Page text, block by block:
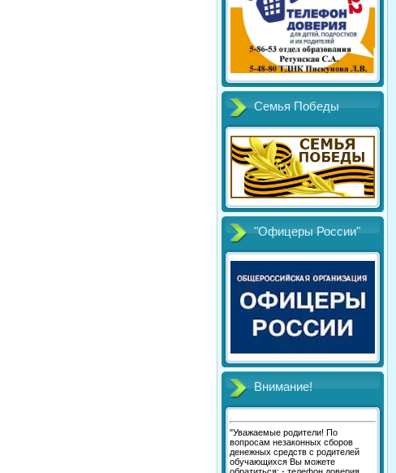
Семья Победы
"Офицеры России"
Внимание!
"Уважаемые родители! По
вопросам незаконных сборов
денежных средств с родителей
обучающихся Вы можете